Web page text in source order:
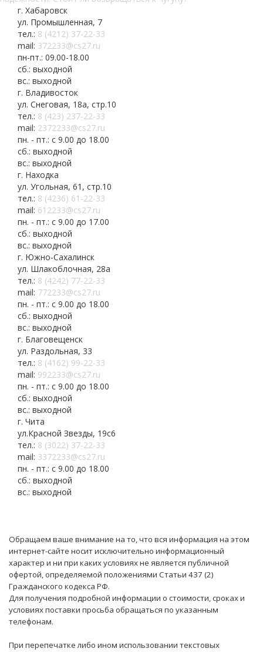
г. Хабаровск
ул. Промышленная, 7
тел.: 8 (4212) 37-22-33
mail: 372233@cs27.ru
пн-пт.: 09.00-18.00
сб.: выходной
вс.: выходной
г. Владивосток
ул. Снеговая, 18а, стр.10
тел.: 8 (423) 237-22-33
mail: 2372233@cs27.ru
пн. - пт.: с 9.00 до 18.00
сб.: выходной
вс.: выходной
г. Находка
ул. Угольная, 61, стр.10
тел.: 8 (4236) 61-22-33
mail: 612233@cs27.ru
пн. - пт.: с 9.00 до 17.00
сб.: выходной
вс.: выходной
г. Южно-Сахалинск
ул. Шлакоблочная, 28а
тел.: 8 (4242) 77-22-33
mail: 772233@cs27.ru
пн. - пт.: с 9.00 до 18.00
сб.: выходной
вс.: выходной
г. Благовещенск
ул. Раздольная, 33
тел.: 8 (4162) 99-22-33
mail: 992233@cs27.ru
пн. - пт.: с 9.00 до 18.00
сб.: выходной
вс.: выходной
г. Чита
ул.Красной Звезды, 19с6
тел.: 8 (3022) 37-22-33
mail: 3372233@cs27.ru
пн. - пт.: с 9.00 до 18.00
сб.: выходной
вс.: выходной
Обращаем ваше внимание на то, что вся информация на этом
интернет-сайте носит исключительно информационный
характер и ни при каких условиях не является публичной
офертой, определяемой положениями Статьи 437 (2)
Гражданского кодекса РФ.
Для получения подробной информации о стоимости, сроках и
условиях поставки просьба обращаться по указанным
телефонам.
При перепечатке либо ином использовании текстовых